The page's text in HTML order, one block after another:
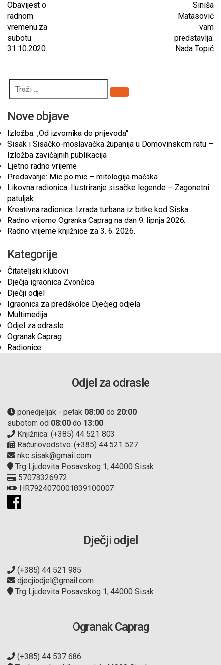
Obavijest o
radnom
vremenu za
subotu
31.10.2020.
Siniša
Matasović
vam
predstavlja:
Nada Topić
Pretraži
Nove objave
Izložba: „Od izvornika do prijevoda“
Sisak i Sisačko-moslavačka županija u Domovinskom ratu –
Izložba zavičajnih publikacija
Ljetno radno vrijeme
Predavanje: Mic po mic – mitologija mačaka
Likovna radionica: Ilustriranje sisačke legende – Zagonetni
patuljak
Kreativna radionica: Izrada turbana iz bitke kod Siska
Radno vrijeme Ogranka Caprag na dan 9. lipnja 2026.
Radno vrijeme knjižnice za 3. 6. 2026.
Kategorije
Čitateljski klubovi
Dječja igraonica Zvončica
Dječji odjel
Igraonica za predškolce Dječjeg odjela
Multimedija
Odjel za odrasle
Ogranak Caprag
Radionice
Odjel za odrasle
ponedjeljak - petak 08:00 do 20:00
subotom od 08:00 do 13:00
Knjižnica: (+385) 44 521 803
Računovodstvo: (+385) 44 521 527
nkc.sisak@gmail.com
Trg Ljudevita Posavskog 1, 44000 Sisak
57078326972
HR7924070001839100007
Dječji odjel
(+385) 44 521 985
djecjiodjel@gmail.com
Trg Ljudevita Posavskog 1, 44000 Sisak
Ogranak Caprag
(+385) 44 537 686